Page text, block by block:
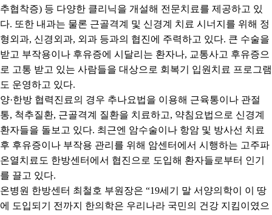
추협착증) 등 다양한 클리닉을 개설해 전문치료를 제공하고 있
다. 또한 내과는 물론 근골격계 및 신경계 치료 시너지를 위해 정
형외과, 신경외과, 외과 등과의 협진에 주력하고 있다. 큰 수술을
받고 부작용이나 후유증에 시달리는 환자나, 교통사고 후유증으
로 고통 받고 있는 사람들을 대상으로 회복기 입원치료 프로그램
도 운영하고 있다.
양·한방 협력진료의 경우 추나요법을 이용해 근육통이나 관절
통, 척추질환, 근골격계 질환을 치료하고, 약침요법으로 신경계
환자들을 돌보고 있다. 최근엔 암수술이나 항암 및 방사선 치료
후 후유증이나 부작용 관리를 위해 암센터에서 시행하는 고주파
온열치료도 한방센터에서 협진으로 도입해 환자들로부터 인기
를 끌고 있다.
온병원 한방센터 최철호 부원장은 “19세기 말 서양의학이 이 땅
에 도입되기 전까지 한의학은 우리나라 국민의 건강 지킴이였으